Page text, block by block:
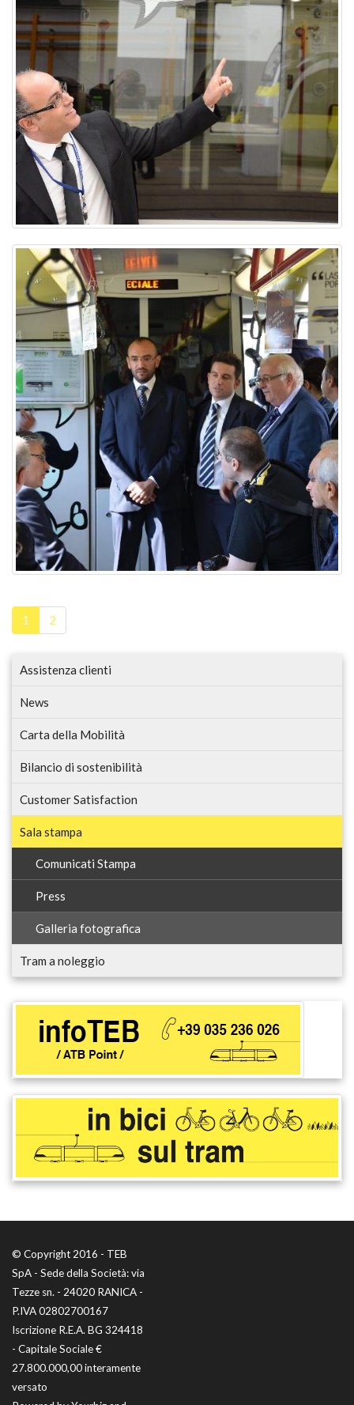
1 2
Assistenza clienti
News
Carta della Mobilità
Bilancio di sostenibilità
Customer Satisfaction
Sala stampa
Comunicati Stampa
Press
Galleria fotografica
Tram a noleggio
© Copyright 2016 - TEB
SpA - Sede della Società: via
Tezze sn. - 24020 RANICA -
P.IVA 02802700167
Iscrizione R.E.A. BG 324418
- Capitale Sociale €
27.800.000,00 interamente
versato